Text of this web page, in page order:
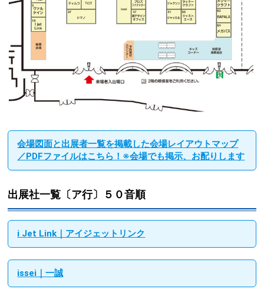
会場図面と出展者一覧を掲載した会場レイアウトマップ
／PDFファイルはこちら！※会場でも掲示、お配りします
出展社一覧〔ア行〕５０音順
i Jet Link｜アイジェットリンク
issei｜一誠